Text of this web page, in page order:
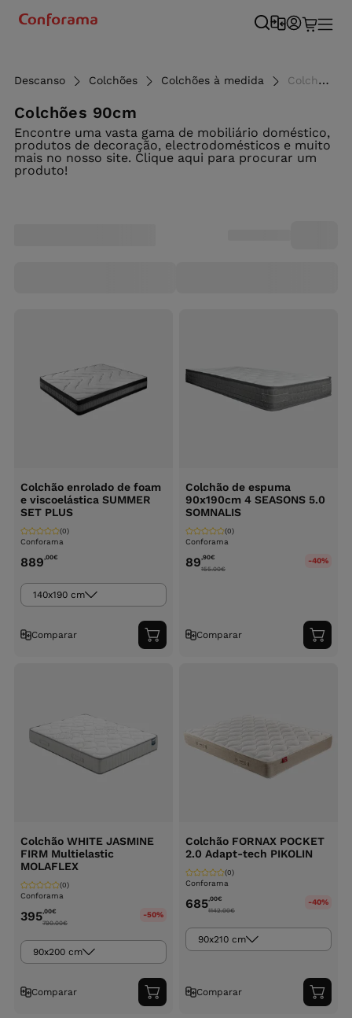
Descanso Colchões Colchões à medida Colchões 90cm - Conforama
Colchões 90cm
Encontre uma vasta gama de mobiliário doméstico,
produtos de decoração, electrodomésticos e muito
mais no nosso site. Clique aqui para procurar um
produto!
Colchão enrolado de foam
e viscoelástica SUMMER
SET PLUS
Conforama
(0)
889,00€
140x190 cm
Comparar
Adicionar
ao
Colchão de espuma
90x190cm 4 SEASONS 5.0
SOMNALIS
Conforama
(0)
89,90€
155.00€
-40%
Comparar
ao
Colchão WHITE JASMINE
FIRM Multielastic
MOLAFLEX
Conforama
(0)
395,00€
790.00€
-50%
90x200 cm
Comparar
Adicionar
ao
Colchão FORNAX POCKET
2.0 Adapt-tech PIKOLIN
Conforama
(0)
685,00€
1142.00€
-40%
90x210 cm
Comparar
ao